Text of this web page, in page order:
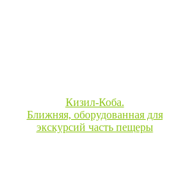
Кизил-Коба.
Ближняя, оборудованная для
экскурсий часть пещеры